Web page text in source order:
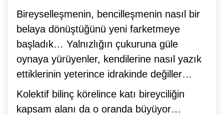
Bireyselleşmenin, bencilleşmenin nasıl bir
belaya dönüştüğünü yeni farketmeye
başladık… Yalnızlığın çukuruna güle
oynaya yürüyenler, kendilerine nasıl yazık
ettiklerinin yeterince idrakinde değiller…
Kolektif bilinç körelince katı bireyciliğin
kapsam alanı da o oranda büyüyor…